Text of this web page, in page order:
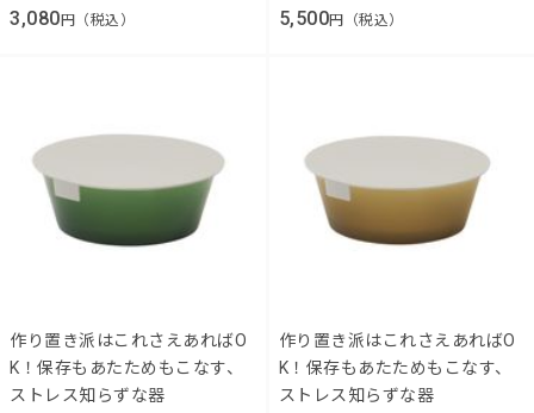
3,080円（税込） 5,500円（税込）
作り置き派はこれさえあればO
K！保存もあたためもこなす、
ストレス知らずな器
作り置き派はこれさえあればO
K！保存もあたためもこなす、
ストレス知らずな器